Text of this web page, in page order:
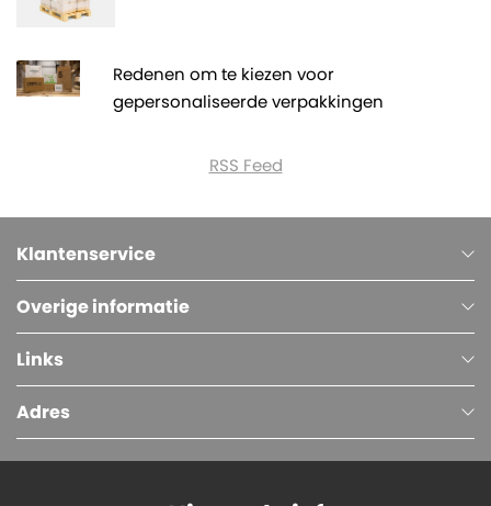
Redenen om te kiezen voor
gepersonaliseerde verpakkingen
RSS Feed
Klantenservice
Overige informatie
Links
Adres